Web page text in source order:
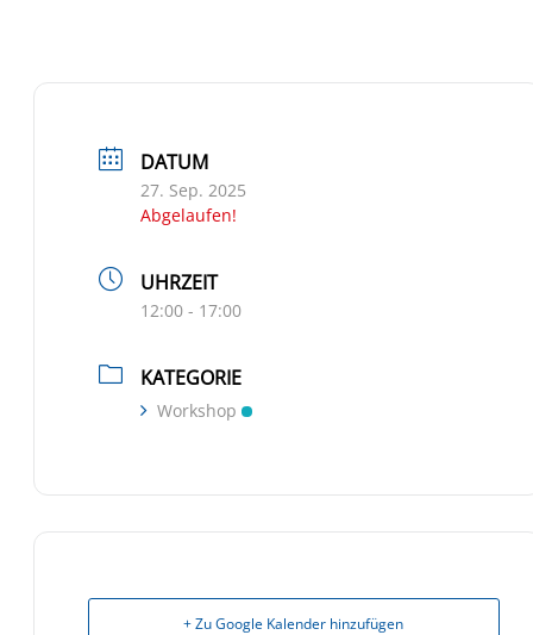
DATUM
27. Sep. 2025
Abgelaufen!
UHRZEIT
12:00 - 17:00
KATEGORIE
Workshop
+ Zu Google Kalender hinzufügen